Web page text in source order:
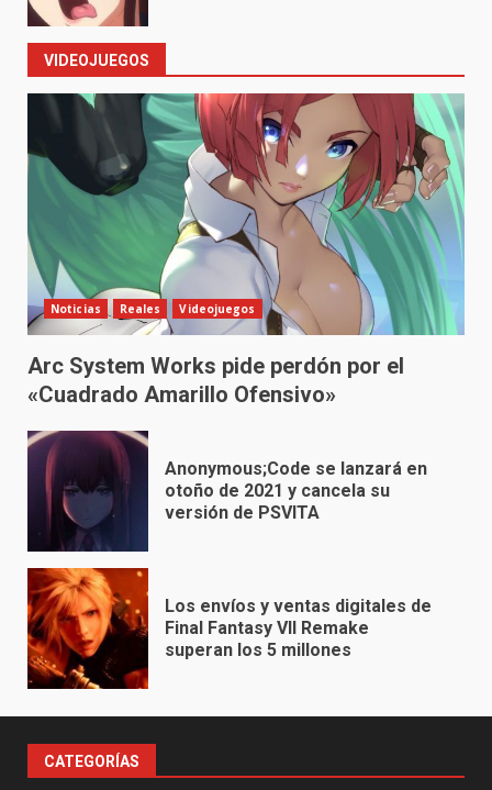
VIDEOJUEGOS
Noticias Reales Videojuegos
Arc System Works pide perdón por el
«Cuadrado Amarillo Ofensivo»
Anonymous;Code se lanzará en
otoño de 2021 y cancela su
versión de PSVITA
Los envíos y ventas digitales de
Final Fantasy VII Remake
superan los 5 millones
CATEGORÍAS